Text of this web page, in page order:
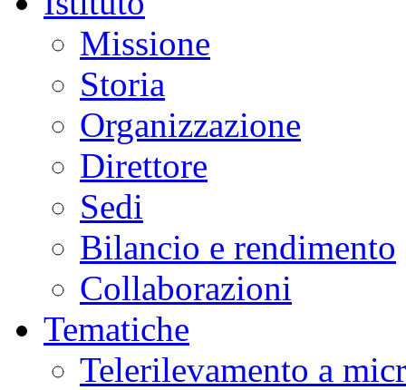
Missione
Storia
Organizzazione
Direttore
Sedi
Bilancio e rendimento
Collaborazioni
Tematiche
Telerilevamento a